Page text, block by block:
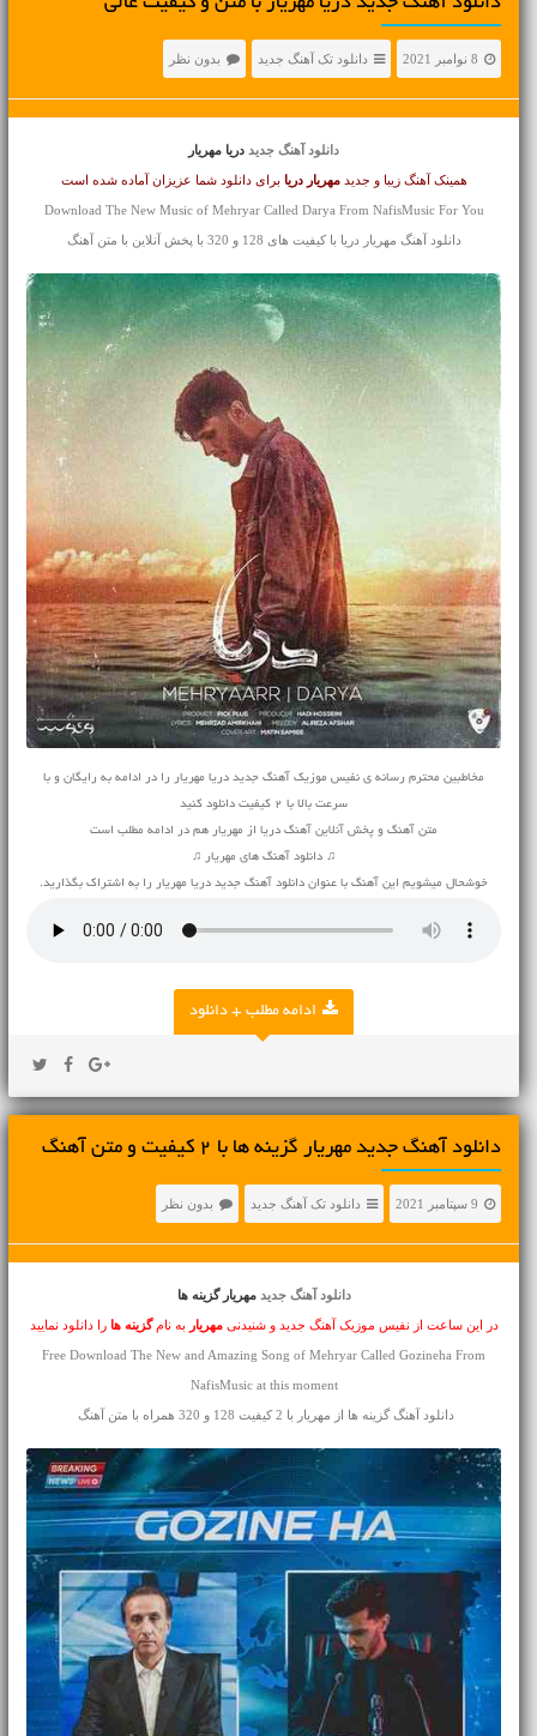
8 نوامبر 2021 دانلود تک آهنگ جدید بدون نظر
دانلود آهنگ جدید دریا مهریار
همینک آهنگ زیبا و جدیدمهریار دریا برای دانلود شما عزیزان آماده شده است
Download The New Music of Mehryar Called Darya From NafisMusic For You
دانلود آهنگ مهریار دریا با کیفیت های 128 و 320 با پخش آنلاین با متن آهنگ
مخاطبین محترم رسانه ی نفیس موزیک آهنگ جدید دریا مهریار را در ادامه به رایگان و با
سرعت بالا با 2 کیفیت دانلود کنید
متن آهنگ و پخش آنلاین آهنگ دریا از مهریار هم در ادامه مطلب است
♫ دانلود آهنگ های مهریار ♫
خوشحال میشویم این آهنگ با عنوان دانلود آهنگ جدید دریا مهریار را به اشتراک بگذارید.
ادامه مطلب + دانلود
دانلود آهنگ جديد مهریار گزینه ها با 2 کیفیت و متن آهنگ
9 سپتامبر 2021 دانلود تک آهنگ جدید بدون نظر
دانلود آهنگ جدید مهریار گزینه ها
در این ساعت از نفیس موزیک آهنگ جدید و شنیدنیمهریار به نامگزینه ها را دانلود نمایید
Free Download The New and Amazing Song of Mehryar Called Gozineha From
NafisMusic at this moment
دانلود آهنگ گزینه ها از مهریار با 2 کیفیت 128 و 320 همراه با متن آهنگ